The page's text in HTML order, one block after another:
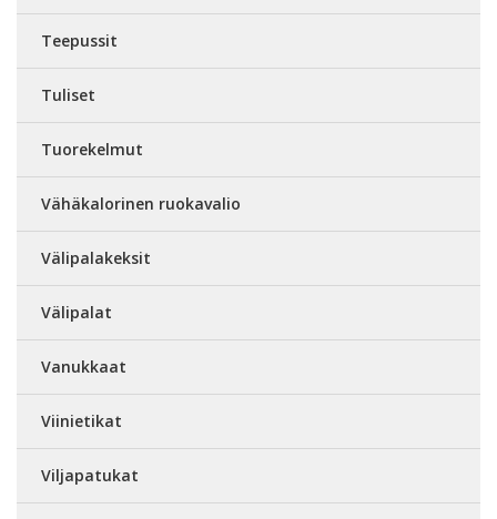
Teepussit
Tuliset
Tuorekelmut
Vähäkalorinen ruokavalio
Välipalakeksit
Välipalat
Vanukkaat
Viinietikat
Viljapatukat